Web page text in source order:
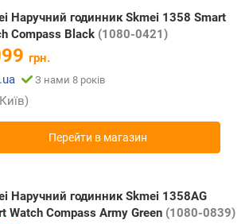
Наручний годинник Skmei 1358 Smart
Compass Black (1080-0421)
грн.
З нами 8 років
Перейти в магазин
Наручний годинник Skmei 1358AG
Watch Compass Army Green (1080-0839)